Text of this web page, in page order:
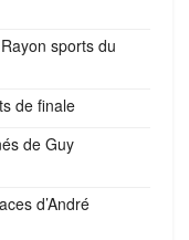
sports du
de finale
de Guy
d’André